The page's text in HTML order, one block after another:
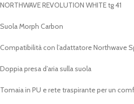
NORTHWAVE REVOLUTION WHITE tg 41
Suola Morph Carbon
Compatibilità con l’adattatore Northwave
Doppia presa d’aria sulla suola
Tomaia in PU e rete traspirante per un